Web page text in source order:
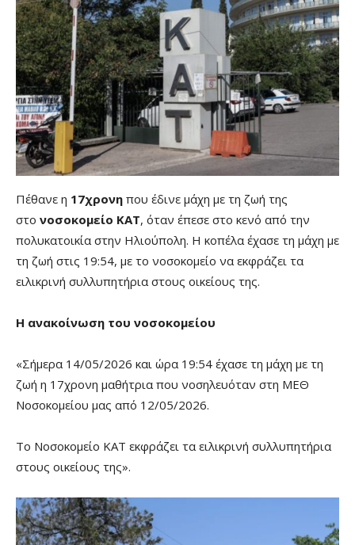
Πέθανε η 17χρονη που έδινε μάχη με τη ζωή της
στο νοσοκομείο ΚΑΤ, όταν έπεσε στο κενό από την
πολυκατοικία στην Ηλιούπολη. Η κοπέλα έχασε τη μάχη με
τη ζωή στις 19:54, με το νοσοκομείο να εκφράζει τα
ειλικρινή συλλυπητήρια στους οικείους της.
Η ανακοίνωση του νοσοκομείου
«Σήμερα 14/05/2026 και ώρα 19:54 έχασε τη μάχη με τη
ζωή η 17χρονη μαθήτρια που νοσηλευόταν στη ΜΕΘ
Νοσοκομείου μας από 12/05/2026.
Το Νοσοκομείο ΚΑΤ εκφράζει τα ειλικρινή συλλυπητήρια
στους οικείους της».